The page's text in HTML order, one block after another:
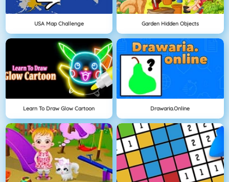
USA Map Challenge Garden Hidden Objects
Learn To Draw Glow Cartoon Drawaria.online